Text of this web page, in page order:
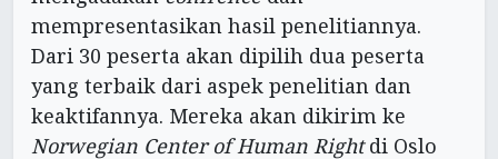
mempresentasikan hasil penelitiannya.
Dari 30 peserta akan dipilih dua peserta
yang terbaik dari aspek penelitian dan
keaktifannya. Mereka akan dikirim ke
Norwegian Center of Human Rightdi Oslo